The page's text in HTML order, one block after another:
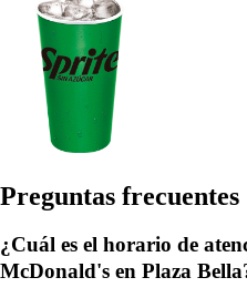
Preguntas frecuentes
¿Cuál es el horario de
McDonald's en Plaza